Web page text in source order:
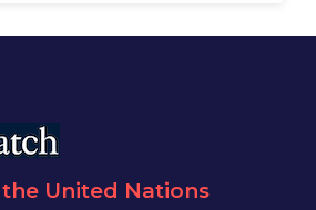
United Nations